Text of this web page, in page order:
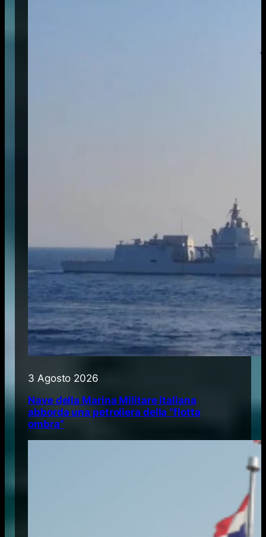
3 Agosto 2026
Nave della Marina Militare italiana
abborda una petroliera della “flotta
ombra”